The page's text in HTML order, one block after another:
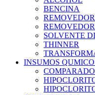
BENCINA
SOLVENTE
THINNER
INSUMOS